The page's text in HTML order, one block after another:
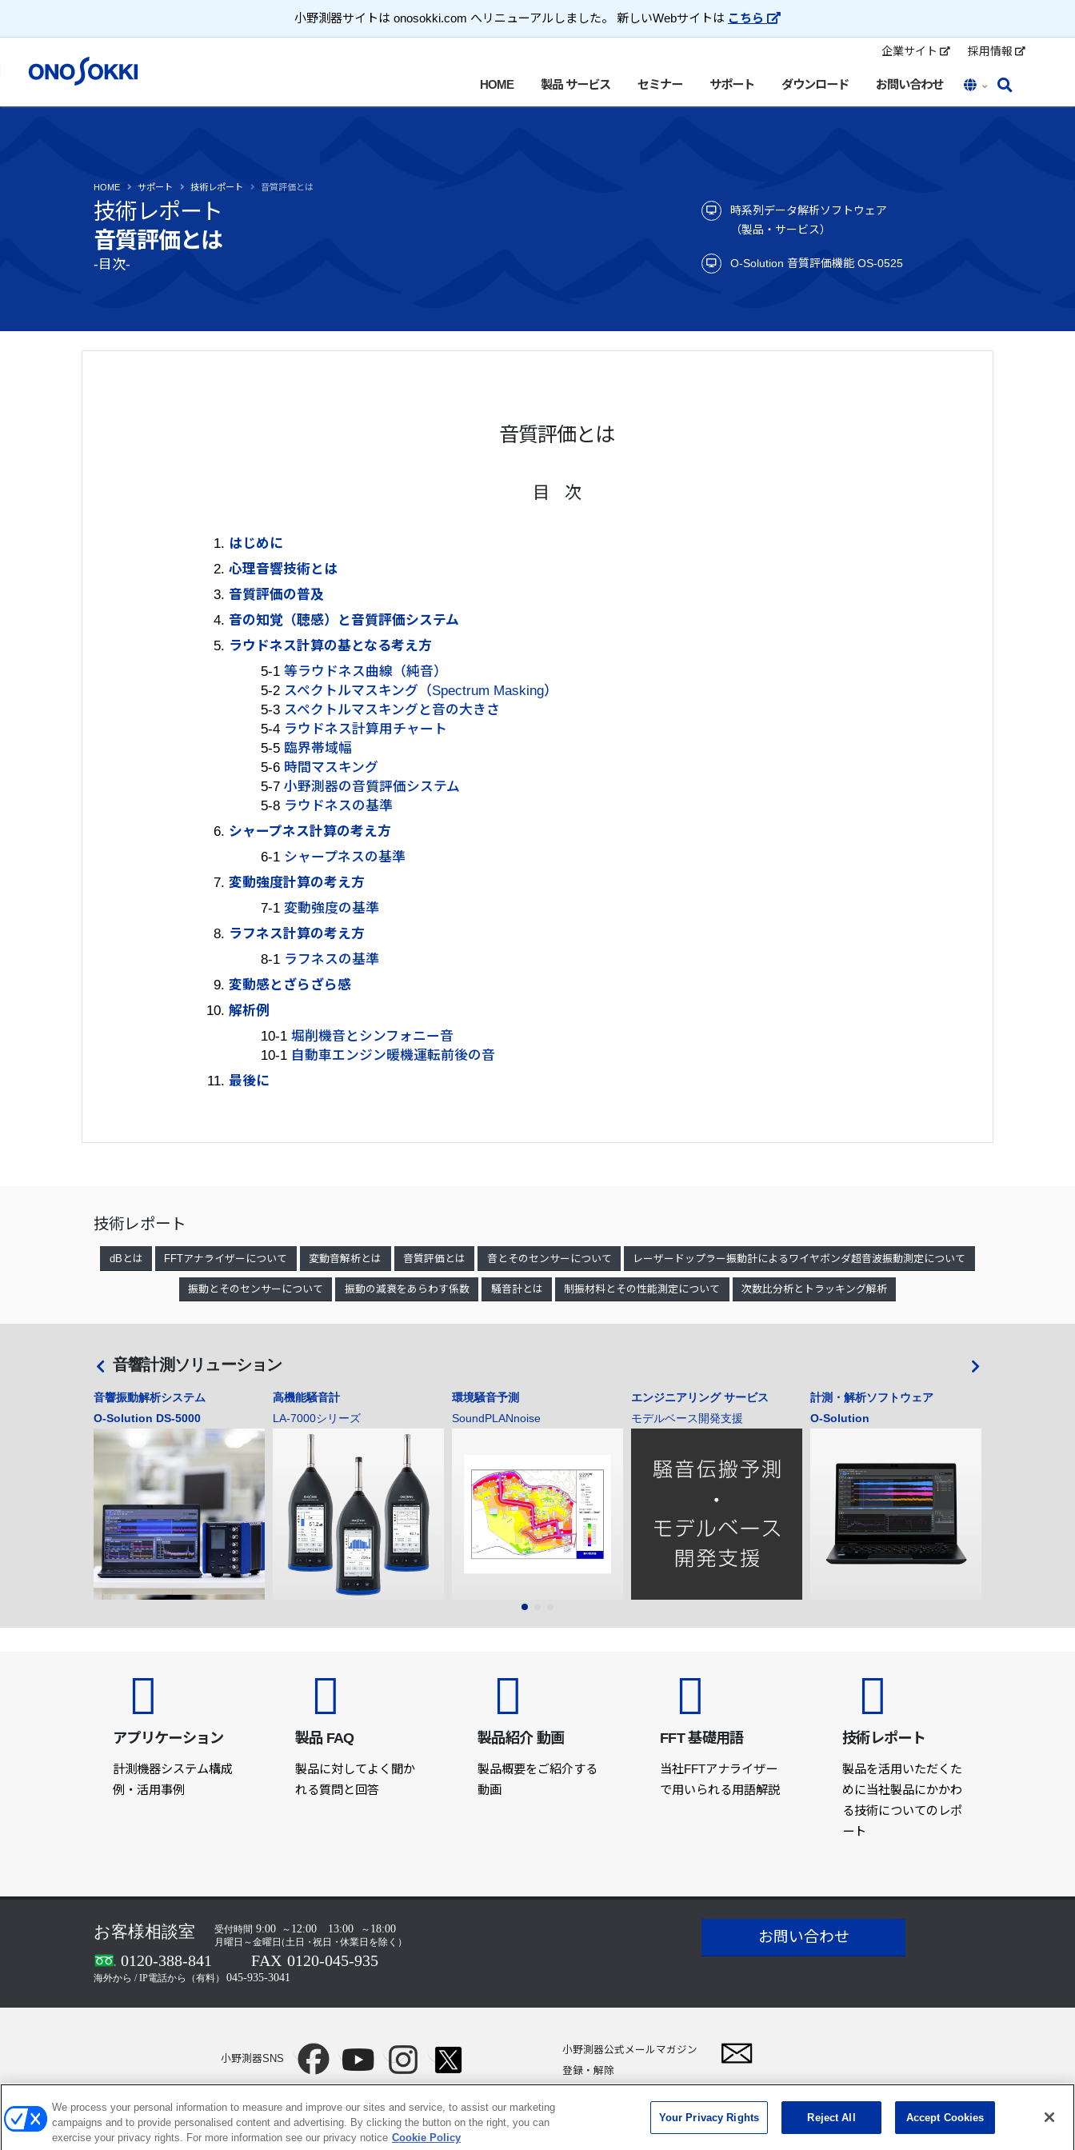
小野測器サイトは onosokki.com へリニューアルしました。 新しいWebサイトは こちら
企業サイト 採用情報
HOME 製品 サービス セミナー サポート ダウンロード お問い合わせ
HOME サポート 技術レポート 音質評価とは
技術レポート
音質評価とは
-目次-
時系列データ解析ソフトウェア
（製品・サービス）
O-Solution 音質評価機能 OS-0525
音質評価とは
目 次
はじめに
心理音響技術とは
音質評価の普及
音の知覚（聴感）と音質評価システム
ラウドネス計算の基となる考え方
5-1 等ラウドネス曲線（純音）
5-2 スペクトルマスキング（Spectrum Masking）
5-3 スペクトルマスキングと音の大きさ
5-4 ラウドネス計算用チャート
5-5 臨界帯域幅
5-6 時間マスキング
5-7 小野測器の音質評価システム
5-8 ラウドネスの基準
シャープネス計算の考え方
6-1 シャープネスの基準
変動強度計算の考え方
7-1 変動強度の基準
ラフネス計算の考え方
8-1 ラフネスの基準
変動感とざらざら感
解析例
10-1 堀削機音とシンフォニー音
10-1 自動車エンジン暖機運転前後の音
最後に
技術レポート
dBとは FFTアナライザーについて 変動音解析とは 音質評価とは 音とそのセンサーについて レーザードップラー振動計によるワイヤボンダ超音波振動測定について
振動とそのセンサーについて 振動の減衰をあらわす係数 騒音計とは 制振材料とその性能測定について 次数比分析とトラッキング解析
アプリケーション
計測機器システム構成
例・活用事例
製品 FAQ
製品に対してよく聞か
れる質問と回答
製品紹介 動画
製品概要をご紹介する
動画
FFT 基礎用語
当社FFTアナライザー
で用いられる用語解説
技術レポート
製品を活用いただくた
めに当社製品にかかわ
る技術についてのレポ
ート
お問い合わせ
小野測器SNS
小野測器公式メールマガジン
登録・解除
サイトマップ | 当サイトのご利用にあたって | 個人情報保護方針 | © ONO SOKKI CO., LTD. 1996-2026
We process your personal information to measure and improve our sites and service, to assist our marketing
campaigns and to provide personalised content and advertising. By clicking the button on the right, you can
exercise your privacy rights. For more information see our privacy notice Cookie Policy
Your Privacy Rights Reject All Accept Cookies